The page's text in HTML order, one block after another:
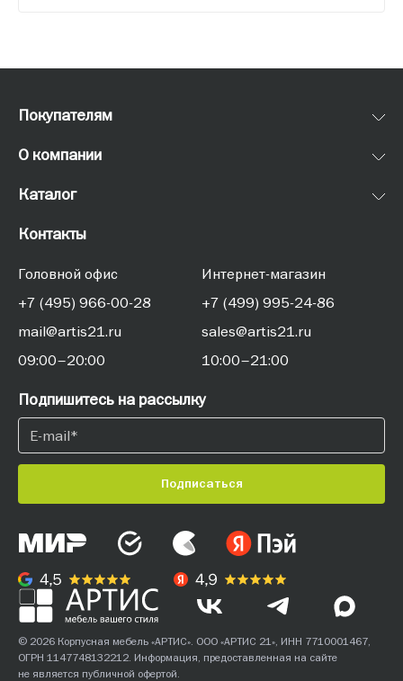
Покупателям
О компании
Каталог
Контакты
Головной офис
+7 (495) 966-00-28
mail@artis21.ru
09:00–20:00
Интернет-магазин
+7 (499) 995-24-86
sales@artis21.ru
10:00–21:00
Подпишитесь на рассылку
Подписаться
© 2026 Корпусная мебель «АРТИС». ООО «АРТИС 21», ИНН 7710001467,
ОГРН 1147748132212. Информация, предоставленная на сайте
не является публичной офертой.